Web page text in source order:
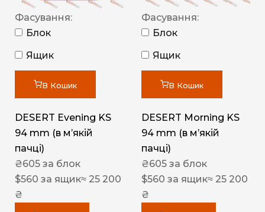
Фасування:
Блок
Ящик
В Кошик
DESERT Evening KS
94 mm (в мʼякій
пачці)
₴605 за блок
$560 за ящик≈ 25 200
₴
Фасування:
Блок
Ящик
В Кошик
DESERT Morning KS
94 mm (в мʼякій
пачці)
₴605 за блок
$560 за ящик≈ 25 200
₴